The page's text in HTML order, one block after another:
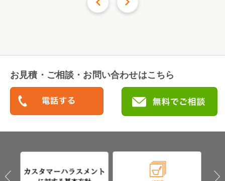
お見積・ご相談・お問い合わせはこちら